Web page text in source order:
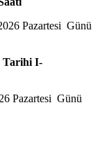
Pazartesi Günü
Tarihi I-
Pazartesi Günü